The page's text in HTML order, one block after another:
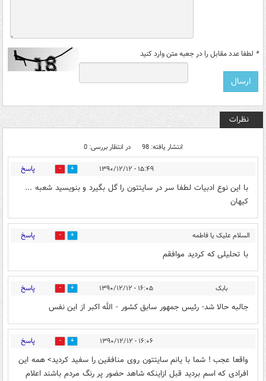
* لطفا عدد مقابل را در جعبه متن وارد کنید
نظرات
انتشار یافته: 98 در انتظار بررسی: 0
۱۵:۴۹ - ۱۳۹۰/۱۲/۱۲ 0 پاسخ
با این نوع ادبیات لطفا سر در سایتتون را گل بگیرد و بنویسید شعبه ...
کیهان
السلام علیک یا فاطمه
الزهرا
0 پاسخ
با تحلیلی که کردید موافقم
بابک ۱۶:۰۵ - ۱۳۹۰/۱۲/۱۲ 0 پاسخ
جالبه حالا شد- رئیس جمهور سابق كشور - الله اکبر از این نفس
۱۶:۰۶ - ۱۳۹۰/۱۲/۱۲ 0 پاسخ
واقعا عجب ! شما با یانم سایتتون روی منافقین را سفید کردید> همه این
افرادی که اسم بردید قبل ازاینکه شاهد حضور پر رنگ مردم باشند اعلام